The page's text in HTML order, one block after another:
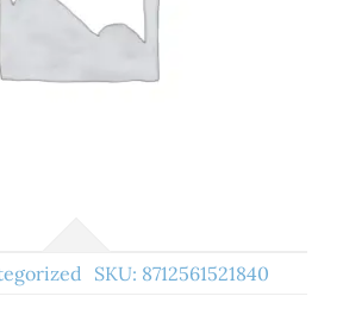
SKU: 8712561521840